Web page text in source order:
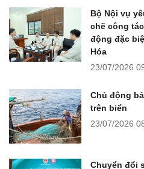
Bộ Nội vụ
chẽ công
động đặc
Hóa
23/07/2026
Chủ động
trên biển
23/07/2026
Chuyển đổi